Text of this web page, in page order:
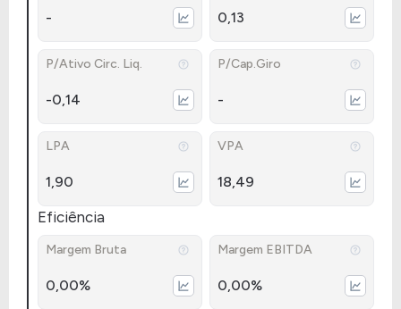
- 0,13
P/Ativo Circ. Liq.
-0,14
P/Cap.Giro
-
LPA
1,90
VPA
18,49
Eficiência
Margem Bruta
0,00%
Margem EBITDA
0,00%